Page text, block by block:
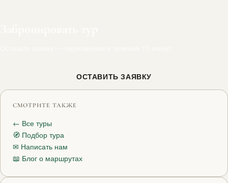
ОСТАВИТЬ ЗАЯВКУ
СМОТРИТЕ ТАКЖЕ
← Все туры
🧭 Подбор тура
✉ Написать нам
📖 Блог о маршрутах